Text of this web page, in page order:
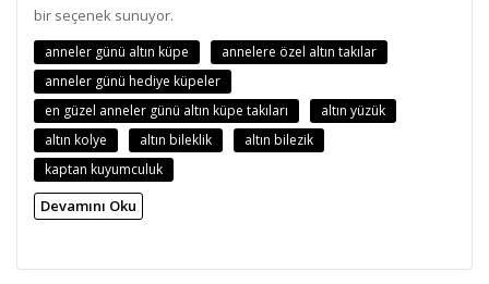
bir seçenek sunuyor.
anneler günü altın küpe
annelere özel altın takılar
anneler günü hediye küpeler
en güzel anneler günü altın küpe takıları
altın yüzük
altın kolye
altın bileklik
altın bilezik
kaptan kuyumculuk
Devamını Oku